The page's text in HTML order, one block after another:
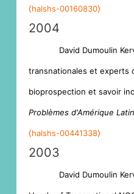
⟨halshs-00160830⟩
2004
David Dumoulin
transnationales et experts
bioprospection et savoir
Problèmes d'Amérique
⟨halshs-00441338⟩
2003
David Dumoulin